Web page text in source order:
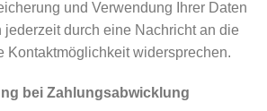
und Verwendung Ihrer Daten
jederzeit durch eine Nachricht an die
Kontaktmöglichkeit widersprechen.
bei Zahlungsabwicklung